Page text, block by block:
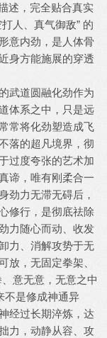
述，完全贴合真实
人、真气御敌” 的
意内劲，是人体骨
身方能施展的穿透
武道圆融化劲作为
体系之中，只是远
常将化劲塑造成飞
落的超凡境界，彻
过度夸张的艺术加
谛，唯有刚柔合一
劲力无滞无碍后，
修行，是彻底祛除
力随心而动、收发
力、消解攻势于无
放，无固定拳架、
意无意，无意之中
不是修成神通异
经过长期淬炼，达
力，动静从容、攻